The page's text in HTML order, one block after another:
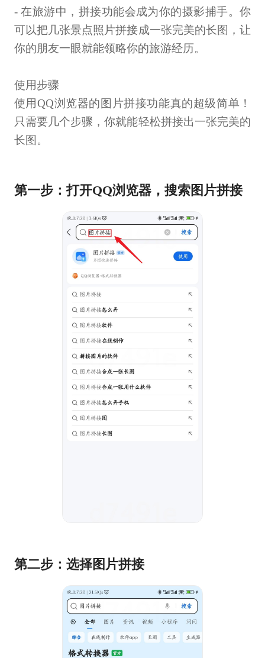
- 在旅游中，拼接功能会成为你的摄影捕手。你
可以把几张景点照片拼接成一张完美的长图，让
你的朋友一眼就能领略你的旅游经历。
使用步骤
使用QQ浏览器的图片拼接功能真的超级简单！
只需要几个步骤，你就能轻松拼接出一张完美的
长图。
第一步：打开QQ浏览器，搜索图片拼接
第二步：选择图片拼接